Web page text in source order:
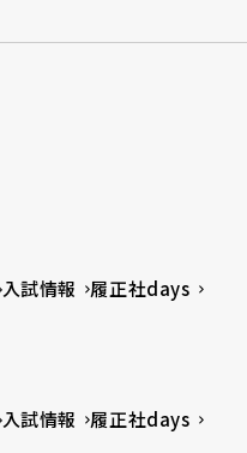
入試情報 履正社days
入試情報 履正社days